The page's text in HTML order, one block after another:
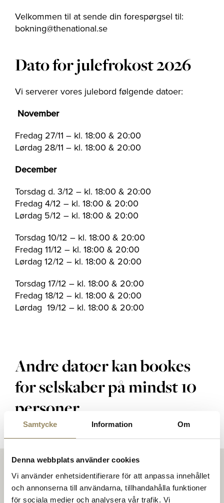
Samtycke Information Om
Denna webbplats använder cookies
Vi använder enhetsidentifierare för att anpassa innehållet
och annonserna till användarna, tillhandahålla funktioner
för sociala medier och analysera vår trafik. Vi
Velkommen til at sende din forespørgsel til:
bokning@thenational.se
Dato for julefrokost 2026
Vi serverer vores julebord følgende datoer:
November
Fredag 27/11 – kl. 18:00 & 20:00
Lørdag 28/11 – kl. 18:00 & 20:00
December
Torsdag d. 3/12 – kl. 18:00 & 20:00
Fredag 4/12 – kl. 18:00 & 20:00
Lørdag 5/12 – kl. 18:00 & 20:00
Torsdag 10/12 – kl. 18:00 & 20:00
Fredag 11/12 – kl. 18:00 & 20:00
Lørdag 12/12 – kl. 18:00 & 20:00
Torsdag 17/12 – kl. 18:00 & 20:00
Fredag 18/12 – kl. 18:00 & 20:00
Lørdag 19/12 – kl. 18:00 & 20:00
Andre datoer kan bookes
for selskaber på mindst 10
personer.
Et samfund i fremgang